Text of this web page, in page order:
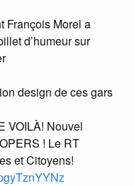
François Morel a
d’humeur sur
design de ces gars
VOILÀ! Nouvel
! Le RT
et Citoyens!